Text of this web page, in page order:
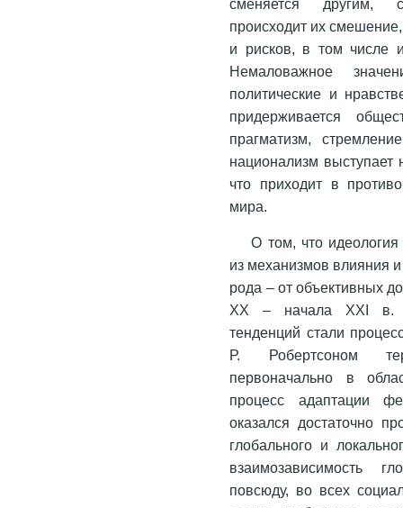
сменяется другим,
происходит их
и рисков, в том числе
Немаловажное
политические и
придерживается
прагматизм,
национализм выступает
что приходит в
мира.
О том, что
из механизмов влияния
рода – от объективных
ХХ – начала ХХI в.
тенденций стали
Р. Робертсоном
первоначально в
процесс адаптации
оказался достаточно
глобального и
взаимозависимость
повсюду, во всех